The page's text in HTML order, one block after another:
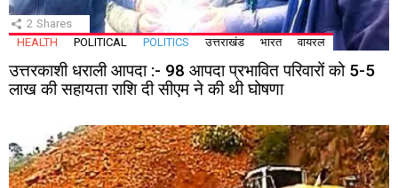
2 Shares
HEALTH
POLITICAL POLITICS उत्तराखंड भारत वायरल
उत्तरकाशी धराली आपदा :- 98 आपदा प्रभावित परिवारों को 5-5
लाख की सहायता राशि दी सीएम ने की थी घोषणा